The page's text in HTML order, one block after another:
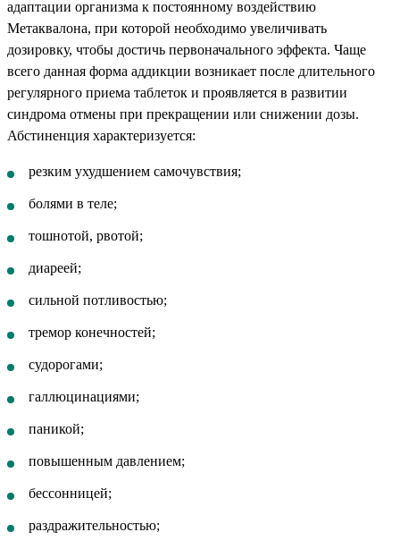
адаптации организма к постоянному воздействию
Метаквалона, при которой необходимо увеличивать
дозировку, чтобы достичь первоначального эффекта. Чаще
всего данная форма аддикции возникает после длительного
регулярного приема таблеток и проявляется в развитии
синдрома отмены при прекращении или снижении дозы.
Абстиненция характеризуется:
резким ухудшением самочувствия;
болями в теле;
тошнотой, рвотой;
диареей;
сильной потливостью;
тремор конечностей;
судорогами;
галлюцинациями;
паникой;
повышенным давлением;
бессонницей;
раздражительностью;